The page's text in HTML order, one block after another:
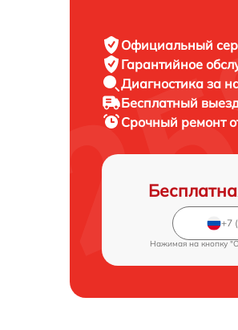
Официальный
Гарантийное
Диагностика за
Бесплатный
Срочный ремонт
Нажимая на кнопку